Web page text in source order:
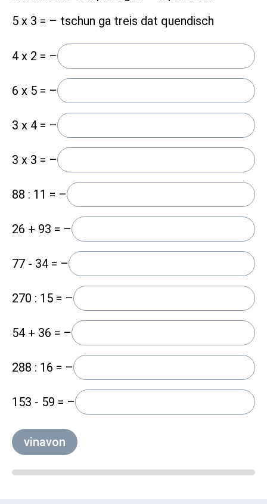
5 x 3 = – tschun ga treis dat quendisch
4 x 2 = –
6 x 5 = –
3 x 4 = –
3 x 3 = –
88 : 11 = –
26 + 93 = –
77 - 34 = –
270 : 15 = –
54 + 36 = –
288 : 16 = –
153 - 59 = –
vinavon